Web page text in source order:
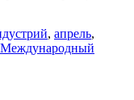
, апрель,